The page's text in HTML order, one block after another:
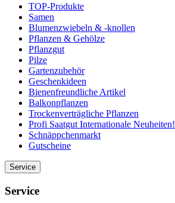
TOP-Produkte
Samen
Blumenzwiebeln & -knollen
Pflanzen & Gehölze
Pflanzgut
Pilze
Gartenzubehör
Geschenkideen
Bienenfreundliche Artikel
Balkonpflanzen
Trockenverträgliche Pflanzen
Profi Saatgut Internationale Neuheiten!
Schnäppchenmarkt
Gutscheine
Service
Service